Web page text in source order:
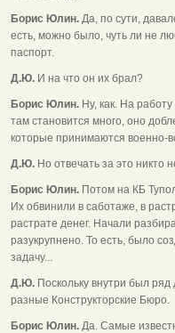
Борис Юлин. Да, по сути,
есть, можно было, чуть ли не
паспорт.
Д.Ю. И на что он их брал?
Борис Юлин. Ну, как. На
там становится много, оно
которые принимаются военно-
Д.Ю. Но отвечать за это никто
Борис Юлин. Потом на КБ
Их обвинили в саботаже, в
растрате денег. Начали
разукрупнено. То есть, было
задачу...
Д.Ю. Поскольку внутри был ряд
разные Конструкторские Бюро.
Борис Юлин. Да. Самые